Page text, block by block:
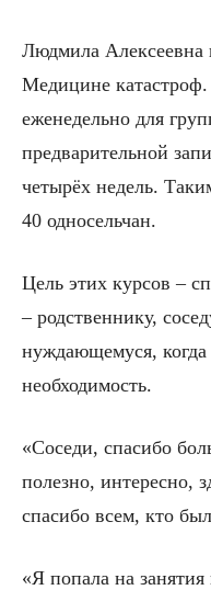
Людмила Алексеевна
Медицине катастроф.
еженедельно для
предварительной
четырёх недель.
40 односельчан.
Цель этих курсов –
– родственнику,
нуждающемуся, когда
необходимость.
«Соседи, спасибо
полезно, интересно,
спасибо всем, кто
«Я попала на занятия